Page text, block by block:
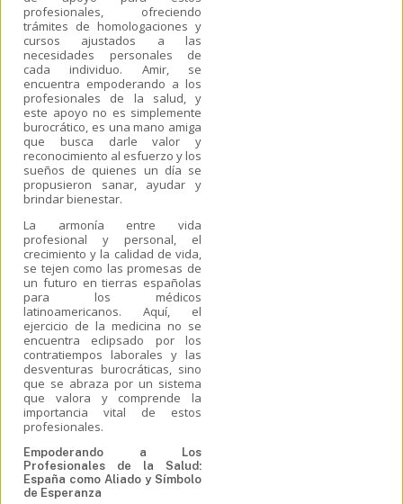
profesionales, ofreciendo
trámites de homologaciones y
cursos ajustados a las
necesidades personales de
cada individuo. Amir, se
encuentra empoderando a los
profesionales de la salud, y
este apoyo no es simplemente
burocrático, es una mano amiga
que busca darle valor y
reconocimiento al esfuerzo y los
sueños de quienes un día se
propusieron sanar, ayudar y
brindar bienestar.
La armonía entre vida
profesional y personal, el
crecimiento y la calidad de vida,
se tejen como las promesas de
un futuro en tierras españolas
para los médicos
latinoamericanos. Aquí, el
ejercicio de la medicina no se
encuentra eclipsado por los
contratiempos laborales y las
desventuras burocráticas, sino
que se abraza por un sistema
que valora y comprende la
importancia vital de estos
profesionales.
Empoderando a Los
Profesionales de la Salud:
España como Aliado y Símbolo
de Esperanza